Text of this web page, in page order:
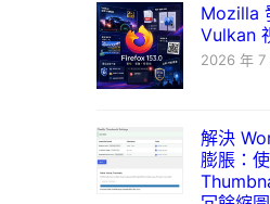
Mozilla
Vulkan
2026 年 7
解決
膨脹：